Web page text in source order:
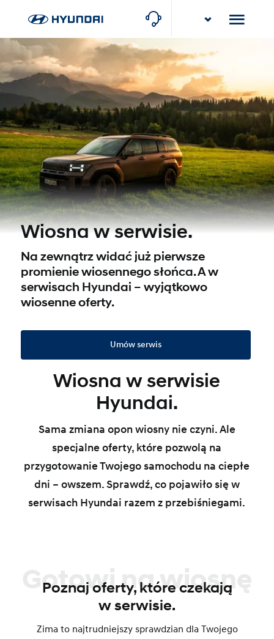
Karlik
Poznań, ul. Torowa 10
Wiosna w serwisie.
Na zewnątrz widać już pierwsze
promienie wiosennego słońca. A w
serwisach Hyundai – wyjątkowo
wiosenne oferty.
Umów serwis
Wiosna w serwisie
Hyundai.
Sama zmiana opon wiosny nie czyni. Ale
specjalne oferty, które pozwolą na
przygotowanie Twojego samochodu na ciepłe
dni – owszem. Sprawdź, co pojawiło się w
serwisach Hyundai razem z przebiśniegami.
Gotowi na wiosnę
Poznaj oferty, które czekają
w serwisie.
Zima to najtrudniejszy sprawdzian dla Twojego